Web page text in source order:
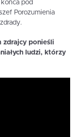
pod
Porozumienia
zdrajcy ponieśli
ludzi, którzy